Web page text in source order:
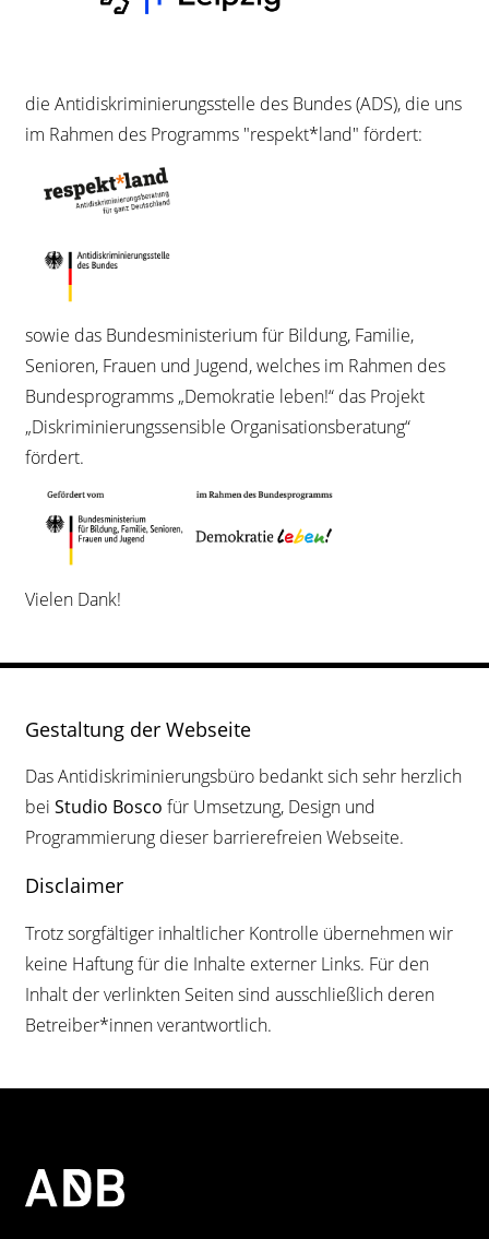
die Antidiskriminierungsstelle des Bundes (ADS), die uns
im Rahmen des Programms "respekt*land" fördert:
sowie das Bundesministerium für Bildung, Familie,
Senioren, Frauen und Jugend, welches im Rahmen des
Bundesprogramms „Demokratie leben!“ das Projekt
„Diskriminierungssensible Organisationsberatung“
fördert.
Vielen Dank!
Gestaltung der Webseite
Das Antidiskriminierungsbüro bedankt sich sehr herzlich
beiStudio Bosco für Umsetzung, Design und
Programmierung dieser barrierefreien Webseite.
Disclaimer
Trotz sorgfältiger inhaltlicher Kontrolle übernehmen wir
keine Haftung für die Inhalte externer Links. Für den
Inhalt der verlinkten Seiten sind ausschließlich deren
Betreiber*innen verantwortlich.